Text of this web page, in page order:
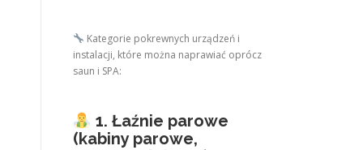
Kategorie pokrewnych urządzeń i
instalacji, które można naprawiać oprócz
saun i SPA:
1. Łaźnie parowe
(kabiny parowe,